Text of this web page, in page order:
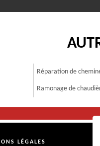
Réparation de
Ramonage de
LÉGALES